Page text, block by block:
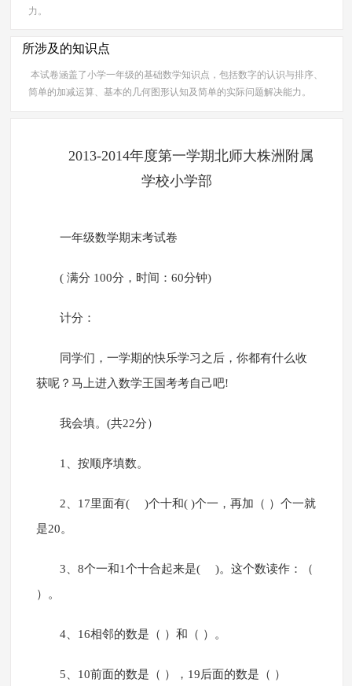
力。
所涉及的知识点
本试卷涵盖了小学一年级的基础数学知识点，包括数字的认识与排序、
简单的加减运算、基本的几何图形认知及简单的实际问题解决能力。
2013-2014年度第一学期北师大株洲附属
学校小学部
一年级数学期末考试卷
( 满分 100分，时间：60分钟)
计分：
同学们，一学期的快乐学习之后，你都有什么收
获呢？马上进入数学王国考考自己吧!
我会填。(共22分）
1、按顺序填数。
2、17里面有( )个十和( )个一，再加（ ）个一就
是20。
3、8个一和1个十合起来是( )。这个数读作：（
）。
4、16相邻的数是（ ）和（ ）。
5、10前面的数是（ ），19后面的数是（ ）